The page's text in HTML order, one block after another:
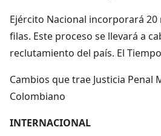
Ejército Nacional incorporará
filas. Este proceso se llevará a
reclutamiento del país. El Tiempo
Cambios que trae Justicia Penal
Colombiano
INTERNACIONAL